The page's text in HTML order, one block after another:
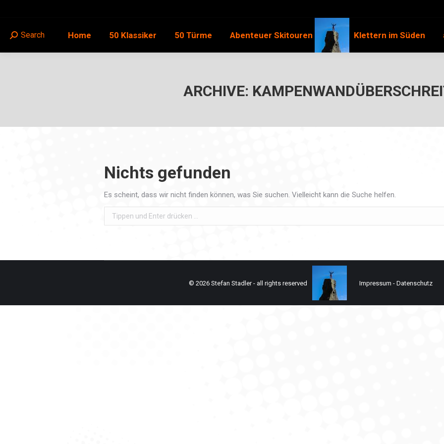
Home 50 Klassiker 50 Türme Abenteuer Skitouren
Search:
Search Klettern im Süden
ARCHIVE:
Nichts gefunden
Es scheint, dass wir nicht finden können, was Sie suchen. Vielleicht kann die Suche helfen.
Search:
© 2026 Stefan Stadler - all rights reserved Impressum - Datenschutz